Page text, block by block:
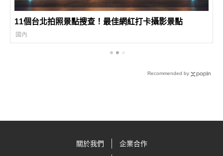
11個台北拍照景點搜查！最佳網紅打卡攝影景點
國內
Recommended by
關於我們
企業合作